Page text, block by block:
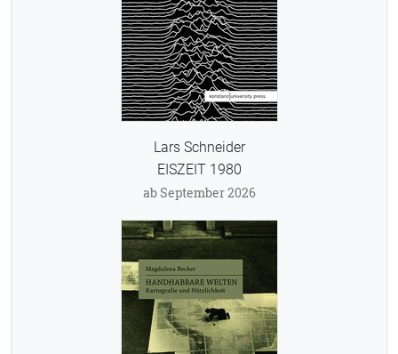
Lars Schneider
EISZEIT 1980
ab September 2026